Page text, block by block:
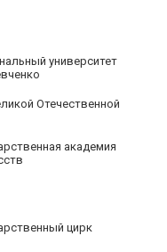
университет
Отечественной
академия
цирк